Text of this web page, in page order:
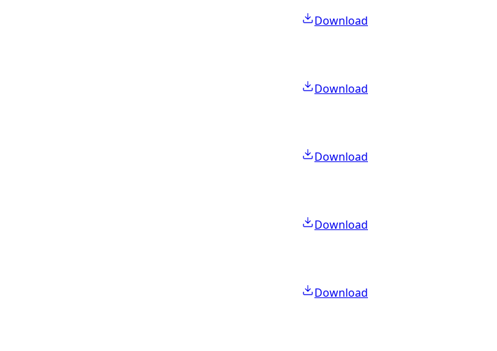
Download
Download
Download
Download
Download